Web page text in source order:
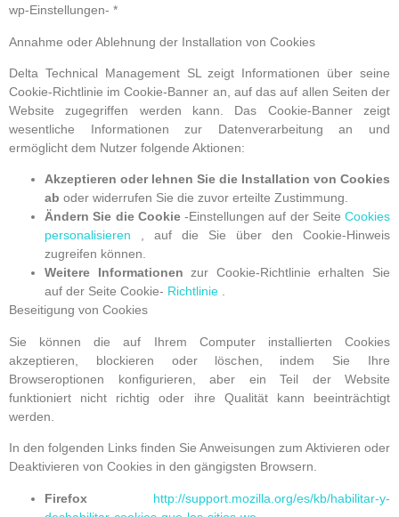
wp-Einstellungen- *
Annahme oder Ablehnung der Installation von Cookies
Delta Technical Management SL zeigt Informationen über seine
Cookie-Richtlinie im Cookie-Banner an, auf das auf allen Seiten der
Website zugegriffen werden kann. Das Cookie-Banner zeigt
wesentliche Informationen zur Datenverarbeitung an und
ermöglicht dem Nutzer folgende Aktionen:
Akzeptieren oder lehnen Sie die Installation von Cookies
ab oder widerrufen Sie die zuvor erteilte Zustimmung.
Ändern Sie die Cookie-Einstellungen auf der Seite Cookies
personalisieren , auf die Sie über den Cookie-Hinweis
zugreifen können.
Weitere Informationen zur Cookie-Richtlinie erhalten Sie
auf der Seite Cookie- Richtlinie .
Beseitigung von Cookies
Sie können die auf Ihrem Computer installierten Cookies
akzeptieren, blockieren oder löschen, indem Sie Ihre
Browseroptionen konfigurieren, aber ein Teil der Website
funktioniert nicht richtig oder ihre Qualität kann beeinträchtigt
werden.
In den folgenden Links finden Sie Anweisungen zum Aktivieren oder
Deaktivieren von Cookies in den gängigsten Browsern.
Firefox
http://support.mozilla.org/es/kb/habilitar-y-